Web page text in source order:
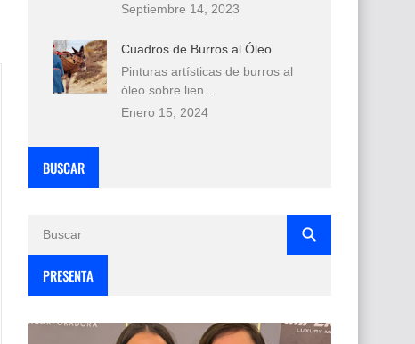
Septiembre 14, 2023
Cuadros de Burros al Óleo
Pinturas artísticas de burros al
óleo sobre lien…
Enero 15, 2024
BUSCAR
PRESENTA